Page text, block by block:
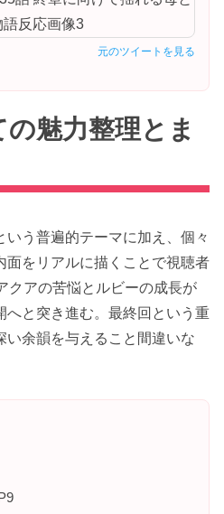
元のツイートを見る
魅力整理とま
いう普遍的テーマに加え、個々
面をリアルに描くことで視聴者
クアの苦悩とルビーの成長が
へと突き進む。最終回という重
い余韻を与えること間違いな